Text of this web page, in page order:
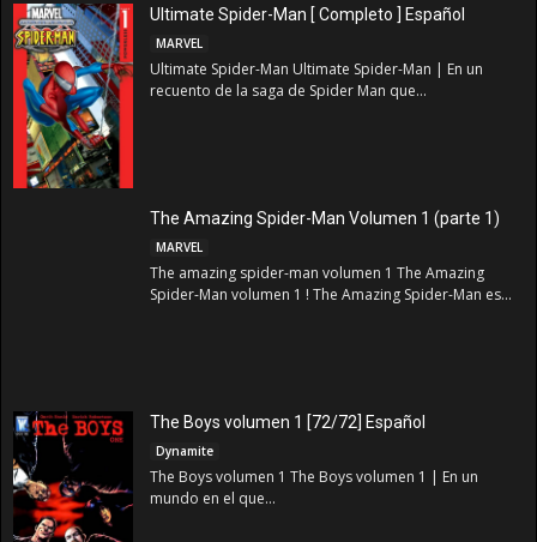
Ultimate Spider-Man [ Completo ] Español
MARVEL
Ultimate Spider-Man Ultimate Spider-Man | En un
recuento de la saga de Spider Man que...
The Amazing Spider-Man Volumen 1 (parte 1)
MARVEL
The amazing spider-man volumen 1 The Amazing
Spider-Man volumen 1 ! The Amazing Spider-Man es...
The Boys volumen 1 [72/72] Español
Dynamite
The Boys volumen 1 The Boys volumen 1 | En un
mundo en el que...